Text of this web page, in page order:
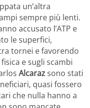
un’altra
sempre più lenti.
accusato l’ATP e
le superfici,
tornei e favorendo
e sugli scambi
Alcarazsono stati
quasi fossero
che nulla hanno a